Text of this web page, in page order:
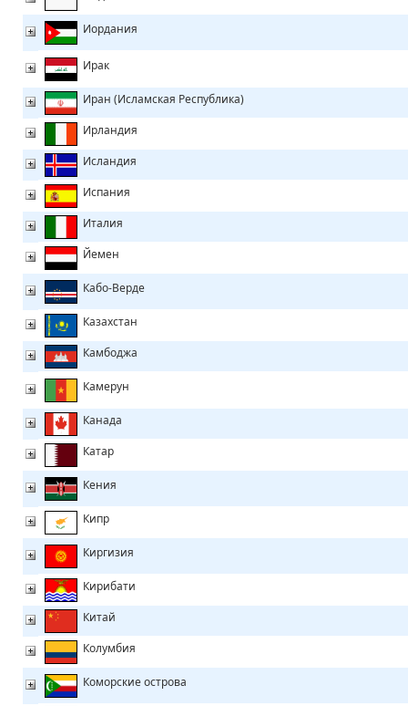
Иордания
Ирак
Иран (Исламская Республика)
Ирландия
Исландия
Испания
Италия
Йемен
Кабо-Верде
Казахстан
Камбоджа
Камерун
Канада
Катар
Кения
Кипр
Киргизия
Кирибати
Китай
Колумбия
Коморские острова